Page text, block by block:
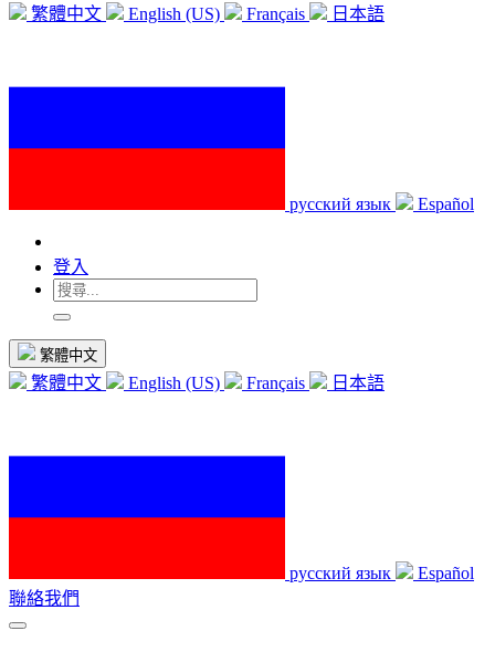
繁體中文 English (US) Français 日本語
русский язык Español
登入
繁體中文
繁體中文 English (US) Français 日本語
русский язык
Español
聯絡我們